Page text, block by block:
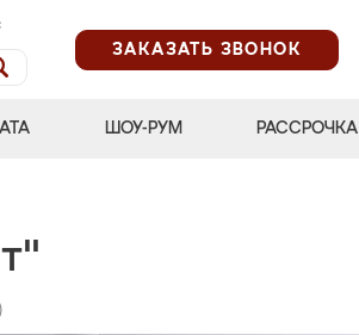
ЗАКАЗАТЬ ЗВОНОК
ШОУ-РУМ РАССРОЧКА